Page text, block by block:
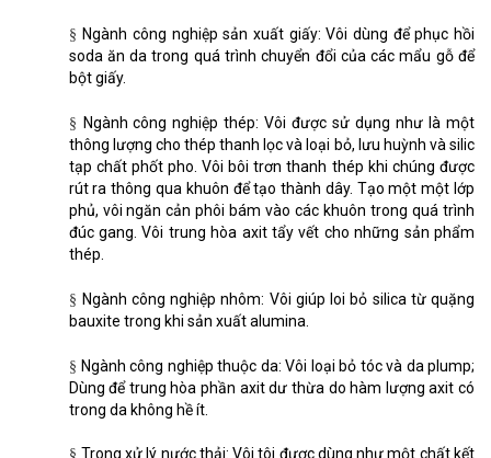
§ Ngành công nghiệp sản xuất giấy: Vôi dùng để phục hồi
soda ăn da trong quá trình chuyển đổi của các mẩu gỗ để
bột giấy.
§ Ngành công nghiệp thép: Vôi được sử dụng như là một
thông lượng cho thép thanh lọc và loại bỏ, lưu huỳnh và silic
tạp chất phốt pho. Vôi bôi trơn thanh thép khi chúng được
rút ra thông qua khuôn để tạo thành dây. Tạo một một lớp
phủ, vôi ngăn cản phôi bám vào các khuôn trong quá trình
đúc gang. Vôi trung hòa axit tẩy vết cho những sản phẩm
thép.
§ Ngành công nghiệp nhôm: Vôi giúp loi bỏ silica từ quặng
bauxite trong khi sản xuất alumina.
§ Ngành công nghiệp thuộc da: Vôi loại bỏ tóc và da plump;
Dùng để trung hòa phần axit dư thừa do hàm lượng axit có
trong da không hề ít.
§ Trong xử lý nước thải: Vôi tôi được dùng như một chất kết